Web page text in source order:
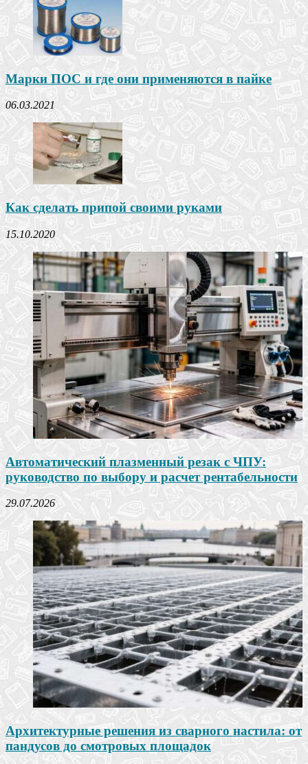
Марки ПОС и где они применяются в пайке
06.03.2021
Как сделать припой своими руками
15.10.2020
Автоматический плазменный резак с ЧПУ:
руководство по выбору и расчет рентабельности
29.07.2026
Архитектурные решения из сварного настила: от
пандусов до смотровых площадок